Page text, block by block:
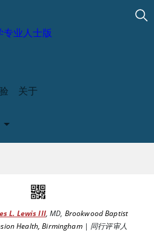
专业人士版
关于
L. Lewis III,MD, Brookwood Baptist
Health, Birmingham| 同行评审人